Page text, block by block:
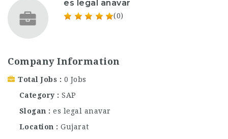
es legal anavar
(0)
Company Information
Total Jobs
0 Jobs
Category
SAP
Slogan
es legal anavar
Location
Gujarat